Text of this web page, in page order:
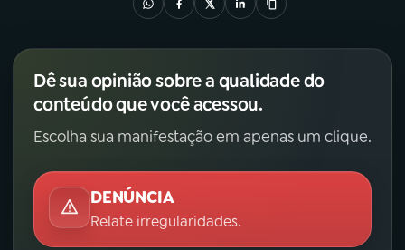
Dê sua opinião sobre a qualidade do
conteúdo que você acessou.
Escolha sua manifestação em apenas um clique.
DENÚNCIA
Relate irregularidades.